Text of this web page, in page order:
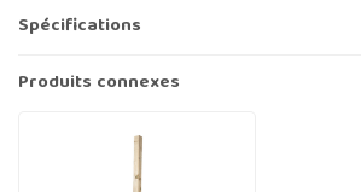
Spécifications
Produits connexes